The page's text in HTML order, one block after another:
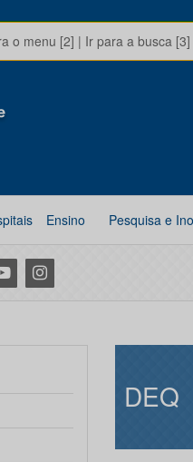
o menu [2] | Ir para a busca [3]
Ensino Pesquisa e
Instagram
DEQ